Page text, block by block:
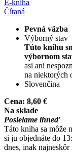
E-kniha
Čítaná
Pevná väzba
Výborný stav
Túto knihu
výbornom
asi ani
na niektorých
Slovenčina
Cena: 8,60 €
Na sklade
Posielame ihneď
Táto kniha sa môže
si ju objednáte do
dnes, inak